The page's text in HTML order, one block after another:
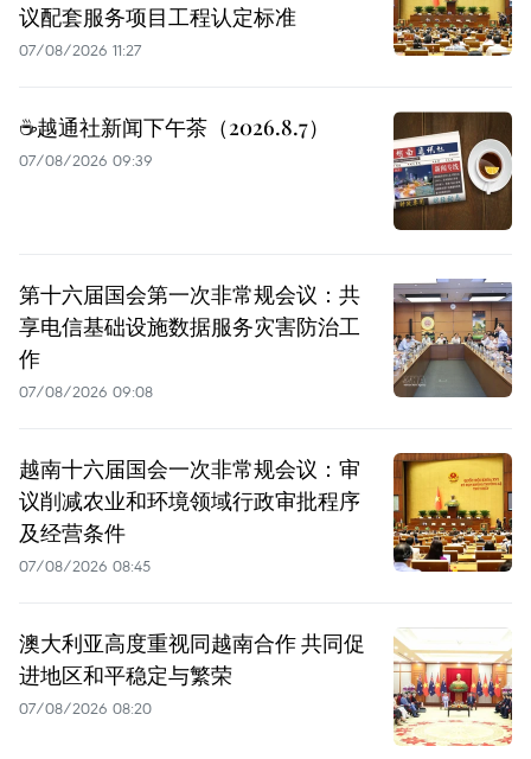
议配套服务项目工程认定标准
07/08/2026 11:27
☕️越通社新闻下午茶（2026.8.7）
07/08/2026 09:39
第十六届国会第一次非常规会议：共
享电信基础设施数据服务灾害防治工
作
07/08/2026 09:08
越南十六届国会一次非常规会议：审
议削减农业和环境领域行政审批程序
及经营条件
07/08/2026 08:45
澳大利亚高度重视同越南合作 共同促
进地区和平稳定与繁荣
07/08/2026 08:20